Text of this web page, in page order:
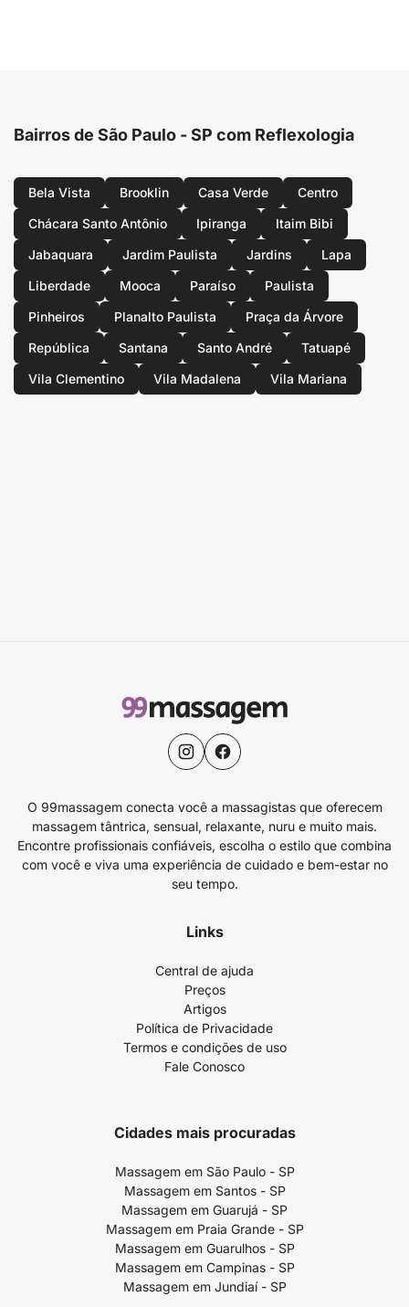
Bairros de São Paulo - SP com Reflexologia
Bela Vista Brooklin Casa Verde
Centro
Chácara Santo Antônio
Ipiranga
Itaim Bibi
Jabaquara
Jardim Paulista Jardins
Lapa
Liberdade
Mooca Paraíso
Paulista
Pinheiros
Planalto Paulista
Praça da Árvore
República
Santana Santo André
Tatuapé
Vila Clementino
Vila Madalena Vila Mariana
O 99massagem conecta você a massagistas que oferecem
massagem tântrica, sensual, relaxante, nuru e muito mais.
Encontre profissionais confiáveis, escolha o estilo que combina
com você e viva uma experiência de cuidado e bem-estar no
seu tempo.
Links
Central de ajuda
Preços
Artigos
Política de Privacidade
Termos e condições de uso
Fale Conosco
Cidades mais procuradas
Massagem em São Paulo - SP
Massagem em Santos - SP
Massagem em Guarujá - SP
Massagem em Praia Grande - SP
Massagem em Guarulhos - SP
Massagem em Campinas - SP
Massagem em Jundiaí - SP